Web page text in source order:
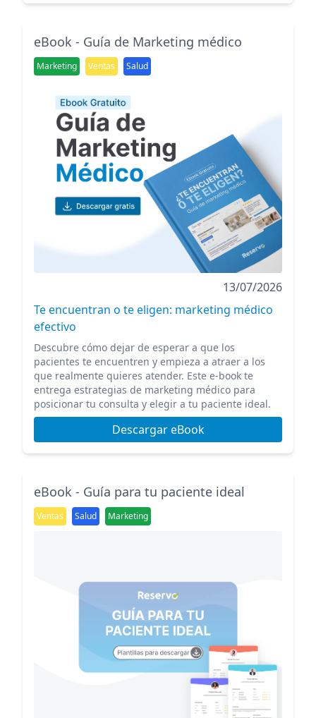
eBook - Guía de Marketing médico
Marketing Ventas Salud
13/07/2026
Te encuentran o te eligen: marketing médico
efectivo
Descubre cómo dejar de esperar a que los
pacientes te encuentren y empieza a atraer a los
que realmente quieres atender. Este e-book te
entrega estrategias de marketing médico para
posicionar tu consulta y elegir a tu paciente ideal.
Descargar eBook
eBook - Guía para tu paciente ideal
Ventas Salud Marketing